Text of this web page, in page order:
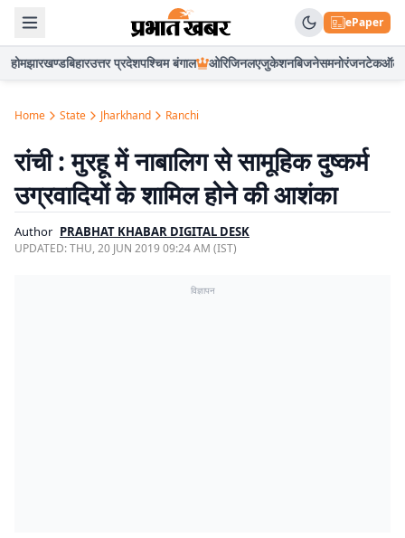
ePaper
होमझारखण्डबिहारउत्तर प्रदेशपश्चिम बंगाल ओरिजिनलएजुकेशनबिजनेसमनोरंजनटेकऑटो
Home State Jharkhand Ranchi
रांची : मुरहू में नाबालिग से सामूहिक दुष्कर्म
उग्रवादियों के शामिल होने की आशंका
Author PRABHAT KHABAR DIGITAL DESK
UPDATED:THU, 20 JUN 2019 09:24 AM (IST)
विज्ञापन